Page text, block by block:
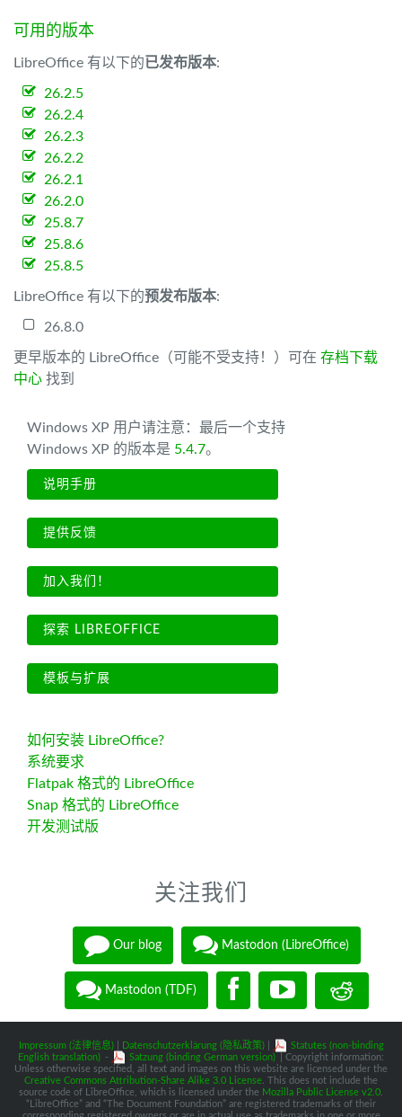
可用的版本
LibreOffice 有以下的已发布版本:
26.2.5
26.2.4
26.2.3
26.2.2
26.2.1
26.2.0
25.8.7
25.8.6
25.8.5
LibreOffice 有以下的预发布版本:
26.8.0
更早版本的 LibreOffice（可能不受支持！）可在 存档下载
中心 找到
Windows XP 用户请注意：最后一个支持
Windows XP 的版本是 5.4.7。
说明手册
提供反馈
加入我们！
探索 LIBREOFFICE
模板与扩展
如何安装 LibreOffice?
系统要求
Flatpak 格式的 LibreOffice
Snap 格式的 LibreOffice
开发测试版
关注我们
Our blog Mastodon (LibreOffice)
Mastodon (TDF)
Impressum (法律信息)| Datenschutzerklärung (隐私政策)|
Statutes (non-binding
English translation) - Satzung (binding German version)
| Copyright information:
Unless otherwise specified, all text and images on this website are licensed under the
Creative Commons Attribution-Share Alike 3.0 License . This does not include the
source code of LibreOffice, which is licensed under the Mozilla Public License v2.0
“LibreOffice” and “The Document Foundation” are registered trademarks of their